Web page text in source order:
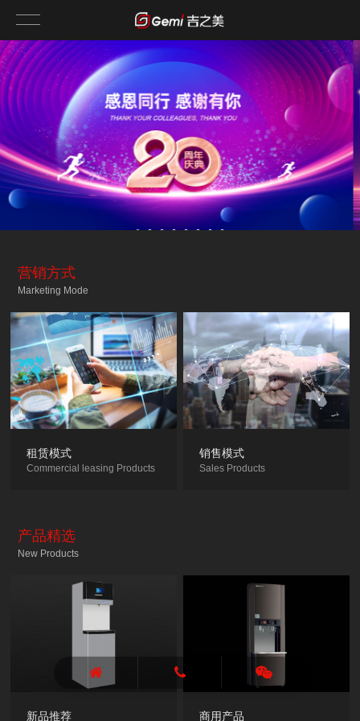
营销方式
Marketing Mode
租赁模式
Commercial leasing Products
销售模式
Sales Products
产品精选
New Products
新品推荐 商用产品